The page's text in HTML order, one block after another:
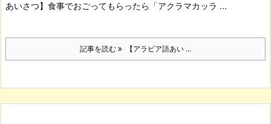
あいさつ】食事でおごってもらったら「アクラマカッラ ...
記事を読む 【アラビア語あい ...